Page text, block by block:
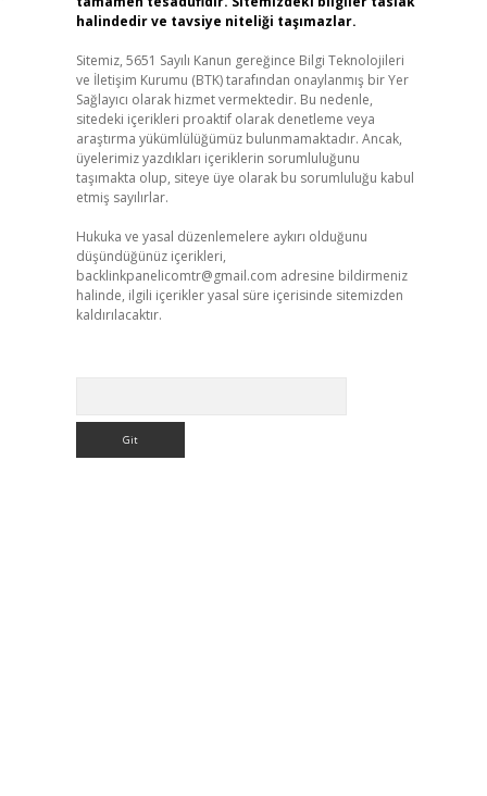
halindedir ve tavsiye niteliği taşımazlar.
Sitemiz, 5651 Sayılı Kanun gereğince Bilgi Teknolojileri
ve İletişim Kurumu (BTK) tarafından onaylanmış bir Yer
Sağlayıcı olarak hizmet vermektedir. Bu nedenle,
sitedeki içerikleri proaktif olarak denetleme veya
araştırma yükümlülüğümüz bulunmamaktadır. Ancak,
üyelerimiz yazdıkları içeriklerin sorumluluğunu
taşımakta olup, siteye üye olarak bu sorumluluğu kabul
etmiş sayılırlar.
Hukuka ve yasal düzenlemelere aykırı olduğunu
düşündüğünüz içerikleri,
backlinkpanelicomtr@gmail.com adresine bildirmeniz
halinde, ilgili içerikler yasal süre içerisinde sitemizden
kaldırılacaktır.